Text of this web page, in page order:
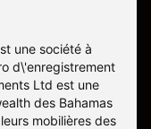
une société à
d\'enregistrement
Ltd est une
des Bahamas
mobilières des